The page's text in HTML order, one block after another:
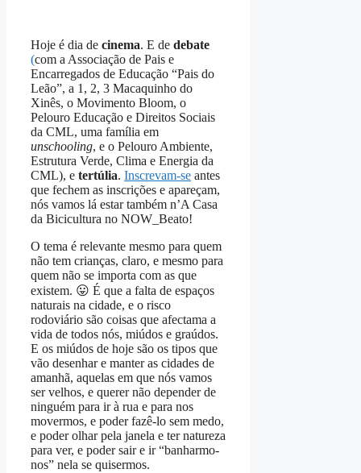
Hoje é dia de cinema. E de debate
(com a Associação de Pais e
Encarregados de Educação “Pais do
Leão”, a 1, 2, 3 Macaquinho do
Xinês, o Movimento Bloom, o
Pelouro Educação e Direitos Sociais
da CML, uma família em
unschooling, e o Pelouro Ambiente,
Estrutura Verde, Clima e Energia da
CML), e tertúlia. Inscrevam-se antes
que fechem as inscrições e apareçam,
nós vamos lá estar também n’A Casa
da Bicicultura no NOW_Beato!
O tema é relevante mesmo para quem
não tem crianças, claro, e mesmo para
quem não se importa com as que
existem. 😛 É que a falta de espaços
naturais na cidade, e o risco
rodoviário são coisas que afectama a
vida de todos nós, miúdos e graúdos.
E os miúdos de hoje são os tipos que
vão desenhar e manter as cidades de
amanhã, aquelas em que nós vamos
ser velhos, e querer não depender de
ninguém para ir à rua e para nos
movermos, e poder fazê-lo sem medo,
e poder olhar pela janela e ter natureza
para ver, e poder sair e ir “banharmo-
nos” nela se quisermos.